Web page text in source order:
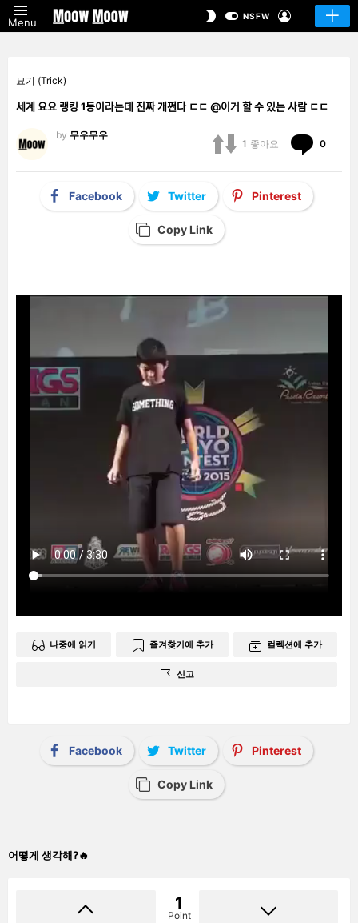
Menu
SWITCHNSFW
묘기 (Trick)
세계 요요 랭킹 1등이라는데 진짜 개쩐다 ㄷㄷ @이거 할 수 있는 사람 ㄷㄷ
by 무우무우
1 좋아요 0
Facebook Twitter Pinterest
Copy Link
나중에 읽기 즐겨찾기에 추가 컬렉션에 추가
신고
Facebook Twitter Pinterest
Copy Link
어떻게 생각해?🔥
1
Point